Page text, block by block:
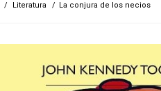
/ Literatura / La conjura de los necios